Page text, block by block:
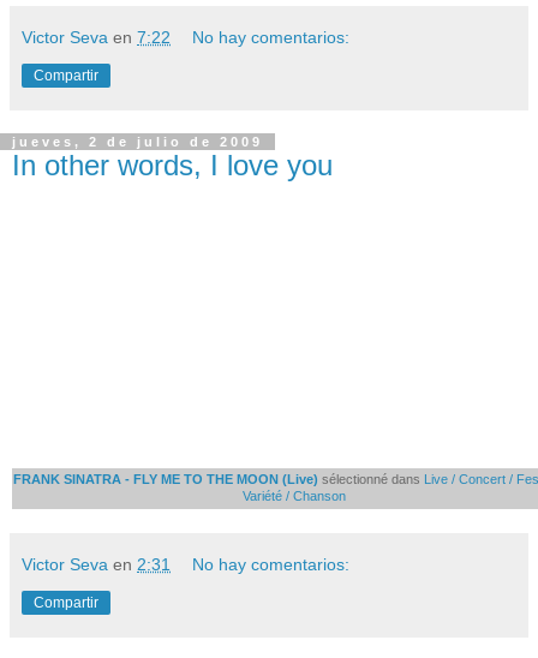
Victor Seva en 7:22 No hay comentarios:
Compartir
jueves, 2 de julio de 2009
In other words, I love you
FRANK SINATRA - FLY ME TO THE MOON (Live) sélectionné dans Live / Concert /
Variété / Chanson
Victor Seva en 2:31 No hay comentarios:
Compartir